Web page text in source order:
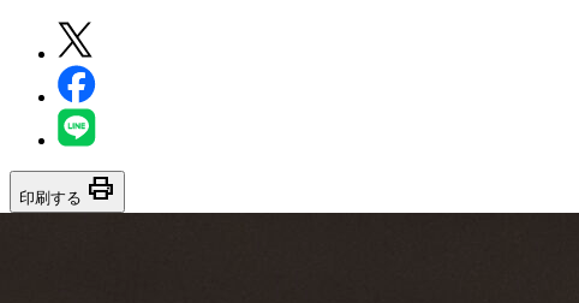
印刷する print